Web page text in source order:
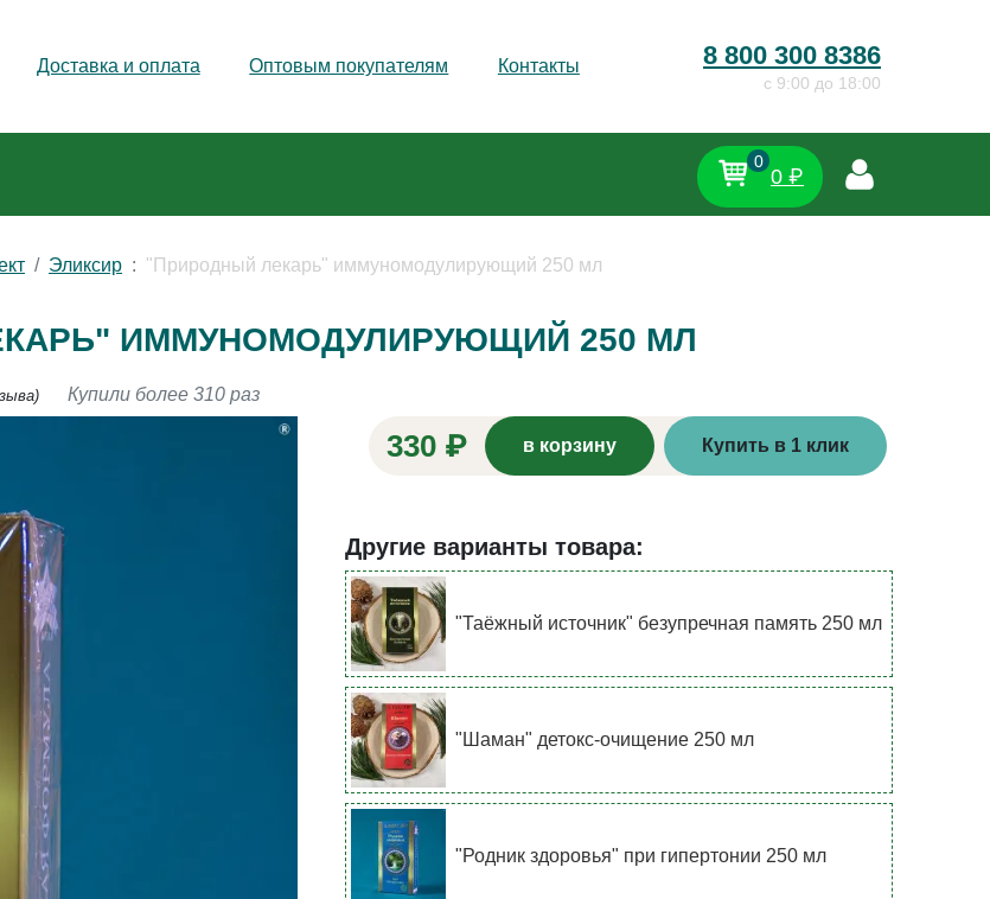
Доставка и оплата Оптовым покупателям Контакты 8 800 300 8386
c 9:00 до 18:00
0
0 ₽
Эликсир "Природный лекарь" иммуномодулирующий 250 мл
ИММУНОМОДУЛИРУЮЩИЙ 250 МЛ
Купили более 310 раз
330 ₽ в корзину Купить в 1 клик
Другие варианты товара:
"Таёжный источник" безупречная память 250 мл
"Шаман" детокс-очищение 250 мл
"Родник здоровья" при гипертонии 250 мл